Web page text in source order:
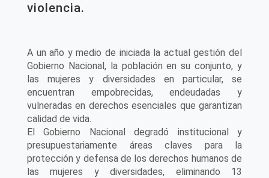
violencia.
A un año y medio de iniciada la actual gestión del
Gobierno Nacional, la población en su conjunto, y
las mujeres y diversidades en particular, se
encuentran empobrecidas, endeudadas y
vulneradas en derechos esenciales que garantizan
calidad de vida.
El Gobierno Nacional degradó institucional y
presupuestariamente áreas claves para la
protección y defensa de los derechos humanos de
las mujeres y diversidades, eliminando 13